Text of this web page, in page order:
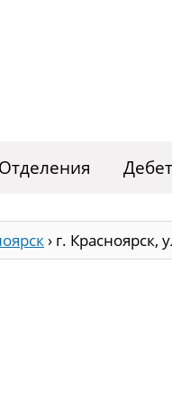
Отделения
› г. Красноярск,